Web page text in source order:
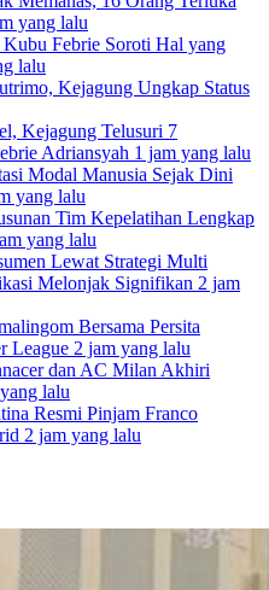
yang lalu
Febrie Soroti Hal yang
lalu
Kejagung Ungkap Status
Kejagung Telusuri 7
Adriansyah 1 jam yang lalu
Modal Manusia Sejak Dini
yang lalu
Tim Kepelatihan Lengkap
yang lalu
Lewat Strategi Multi
Melonjak Signifikan 2 jam
Bersama Persita
League 2 jam yang lalu
dan AC Milan Akhiri
lalu
Resmi Pinjam Franco
2 jam yang lalu